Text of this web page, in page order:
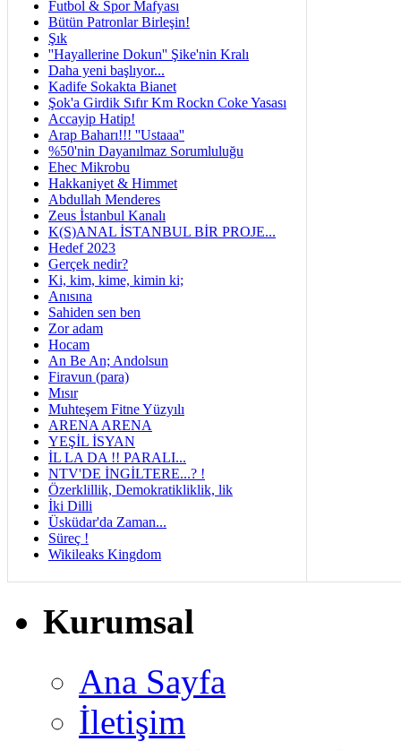
Futbol & Spor Mafyası
Bütün Patronlar Birleşin!
Şık
''Hayallerine Dokun'' Şike'nin Kralı
Daha yeni başlıyor...
Kadife Sokakta Bianet
Şok'a Girdik Sıfır Km Rockn Coke Yasası
Accayip Hatip!
Arap Baharı!!! ''Ustaaa''
%50'nin Dayanılmaz Sorumluluğu
Ehec Mikrobu
Hakkaniyet & Himmet
Abdullah Menderes
Zeus İstanbul Kanalı
K(S)ANAL İSTANBUL BİR PROJE...
Hedef 2023
Gerçek nedir?
Ki, kim, kime, kimin ki;
Anısına
Sahiden sen ben
Zor adam
Hocam
An Be An; Andolsun
Firavun (para)
Mısır
Muhteşem Fitne Yüzyılı
ARENA ARENA
YEŞİL İSYAN
İL LA DA !! PARALI...
NTV'DE İNGİLTERE...? !
Özerklillik, Demokratikliklik, lik
İki Dilli
Üsküdar'da Zaman...
Süreç !
Wikileaks Kingdom
Kurumsal
Ana Sayfa
İletişim